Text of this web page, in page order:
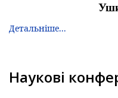
Детальніше...
Наукові